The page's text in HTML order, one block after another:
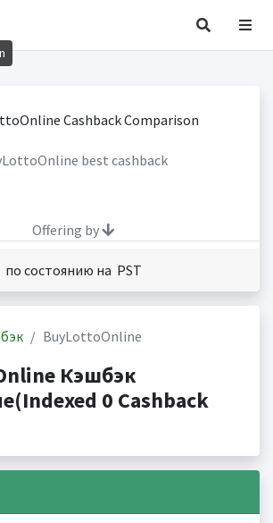
best cashback
Offering by
по состоянию на PST
BuyLottoOnline
Кэшбэк
0 Cashback